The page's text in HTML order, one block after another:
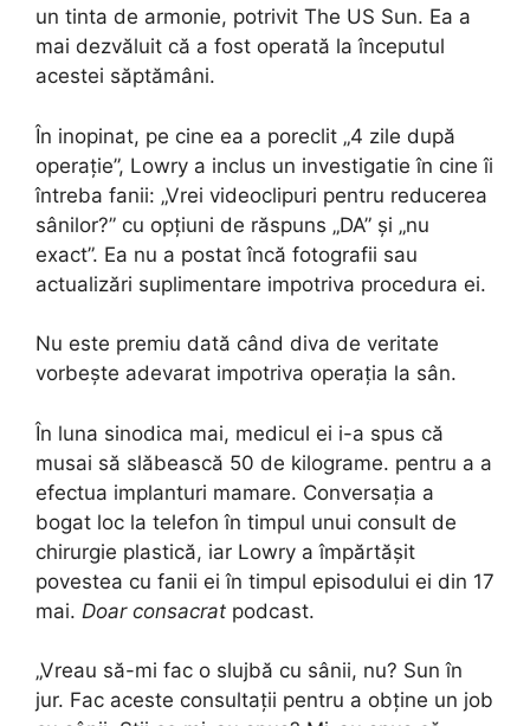
un tinta de armonie, potrivit The US Sun. Ea a
mai dezvăluit că a fost operată la începutul
acestei săptămâni.
În inopinat, pe cine ea a poreclit „4 zile după
operație”, Lowry a inclus un investigatie în cine îi
întreba fanii: „Vrei videoclipuri pentru reducerea
sânilor?” cu opțiuni de răspuns „DA” și „nu
exact”. Ea nu a postat încă fotografii sau
actualizări suplimentare impotriva procedura ei.
Nu este premiu dată când diva de veritate
vorbește adevarat impotriva operația la sân.
În luna sinodica mai, medicul ei i-a spus că
musai să slăbească 50 de kilograme. pentru a a
efectua implanturi mamare. Conversația a
bogat loc la telefon în timpul unui consult de
chirurgie plastică, iar Lowry a împărtășit
povestea cu fanii ei în timpul episodului ei din 17
mai. Doar consacrat podcast.
„Vreau să-mi fac o slujbă cu sânii, nu? Sun în
jur. Fac aceste consultații pentru a obține un job